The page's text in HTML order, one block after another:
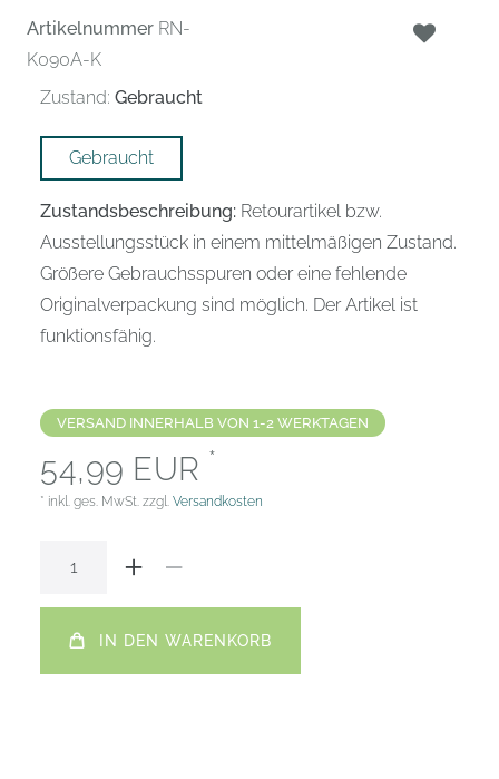
Artikelnummer RN-
K090A-K
Zustand: Gebraucht
Gebraucht
Zustandsbeschreibung: Retourartikel bzw.
Ausstellungsstück in einem mittelmäßigen Zustand.
Größere Gebrauchsspuren oder eine fehlende
Originalverpackung sind möglich. Der Artikel ist
funktionsfähig.
VERSAND INNERHALB VON 1-2 WERKTAGEN
54,99 EUR *
* inkl. ges. MwSt. zzgl. Versandkosten
IN DEN WARENKORB